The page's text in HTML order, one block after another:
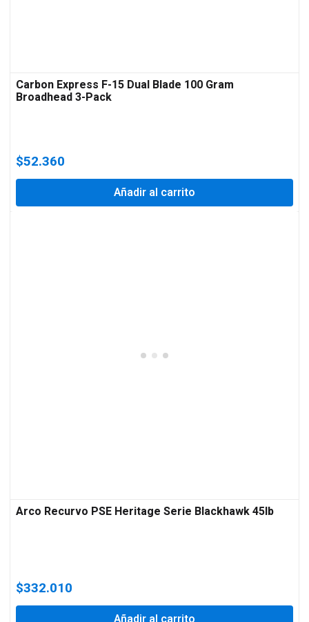
Carbon Express F-15 Dual Blade 100 Gram
Broadhead 3-Pack
$52.360
Añadir al carrito
Arco Recurvo PSE Heritage Serie Blackhawk 45lb
$332.010